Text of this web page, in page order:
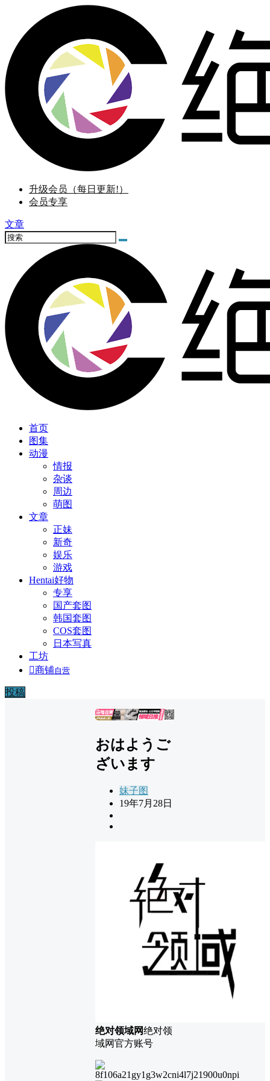
升级会员（每日更新!）
会员专享
文章
首页
图集
动漫
情报
杂谈
周边
萌图
文章
正妹
新奇
娱乐
游戏
Hentai好物
专享
国产套图
韩国套图
COS套图
日本写真
工坊
商铺自营
投稿
广告
おはようご
ざいます
妹子图
19年7月28日
绝对领域网绝对领
域网官方账号